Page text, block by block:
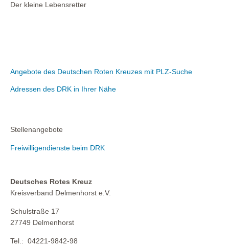
Der kleine Lebensretter
Angebote des Deutschen Roten Kreuzes mit PLZ-Suche
Adressen des DRK in Ihrer Nähe
Stellenangebote
Freiwilligendienste beim DRK
Deutsches Rotes Kreuz
Kreisverband Delmenhorst e.V.
Schulstraße 17
27749 Delmenhorst
Tel.: 04221-9842-98